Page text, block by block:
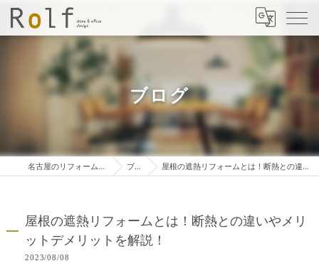
ブログ
名古屋のリフォームは株式会社ロルフ ブログ 屋根の遮熱リフォームとは！断熱との違いやメリットデメリットを解説！
屋根の遮熱リフォームとは！断熱との違いやメリ
ットデメリットを解説！
2023/08/08